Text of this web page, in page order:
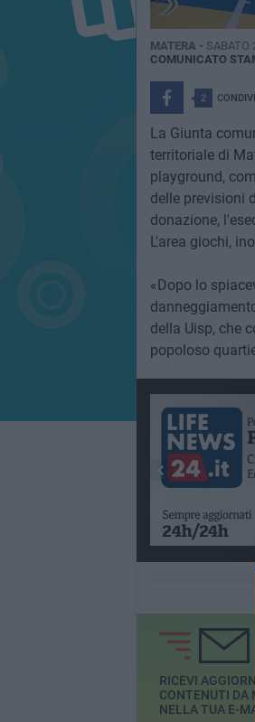
MATERA - SABATO
COMUNICATO
2
La Giunta
territoriale di
playground,
delle previsioni
donazione,
L'area giochi,
«Dopo lo
della Uisp, che
popoloso
RICEVI
CONTENUTI DA
NELLA TUA E-